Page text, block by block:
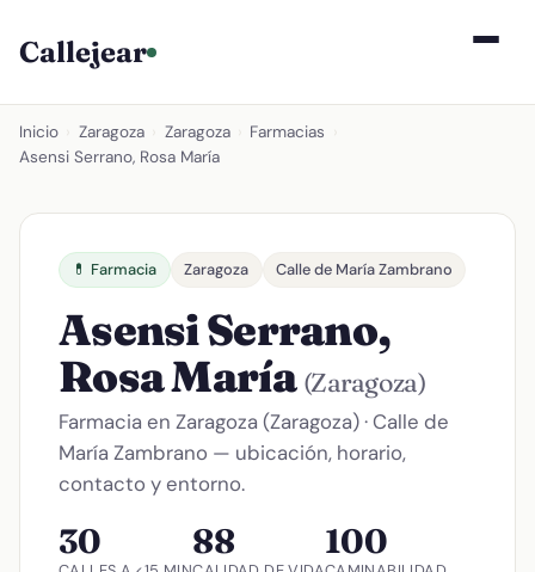
Callejear
Inicio Zaragoza Zaragoza Farmacias
Asensi Serrano, Rosa María
💊 Farmacia Zaragoza Calle de María Zambrano
Asensi Serrano,
Rosa María (Zaragoza)
Farmacia en Zaragoza (Zaragoza) · Calle de
María Zambrano — ubicación, horario,
contacto y entorno.
30 88 100